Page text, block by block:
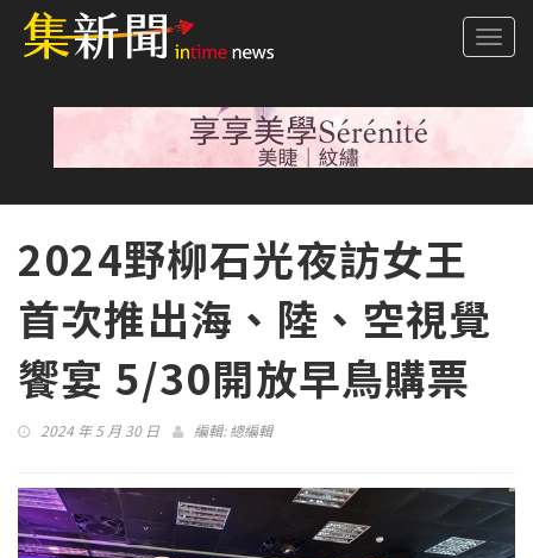
2024野柳石光夜訪女王
首次推出海、陸、空視覺
饗宴 5/30開放早鳥購票
2024 年 5 月 30 日 編輯:總編輯